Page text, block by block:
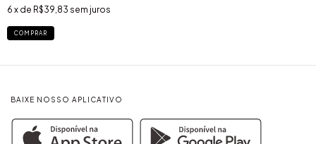
6 x de R$39,83 sem juros
COMPRAR
BAIXE NOSSO APLICATIVO